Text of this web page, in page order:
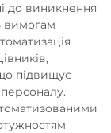
до виникнення
вимогам
підвищує